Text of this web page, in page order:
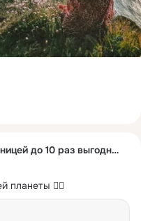
«ГудЛайн» - Роуминг за границей до 10 раз выгоднее
👇🏻